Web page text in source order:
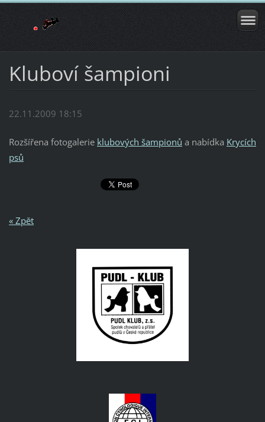
Kluboví šampioni
22.11.2009 18:15
Rozšířena fotogalerie klubových šampionů a nabídka Krycích
psů
« Zpět